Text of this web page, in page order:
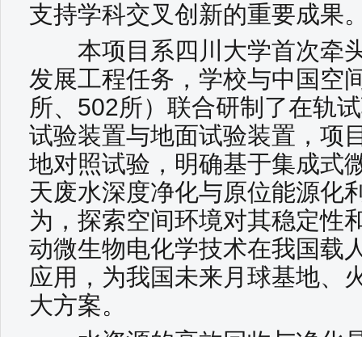
支持学科交叉创新的重要成果
本项目系四川大学首次牵
发展工程任务，学校与中国空
所、502所）联合研制了在轨
试验装置与地面试验装置，项
地对照试验，明确基于集成式
天废水深度净化与原位能源化
为，探索空间环境对其稳定性
动微生物电化学技术在我国载
应用，为我国未来月球基地、
大方案。